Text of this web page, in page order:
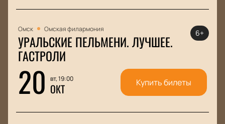
Омск Омская филармония
УРАЛЬСКИЕ ПЕЛЬМЕНИ. ЛУЧШЕЕ.
ГАСТРОЛИ
20 вт, 19:00
ОКТ
6+
Купить билеты